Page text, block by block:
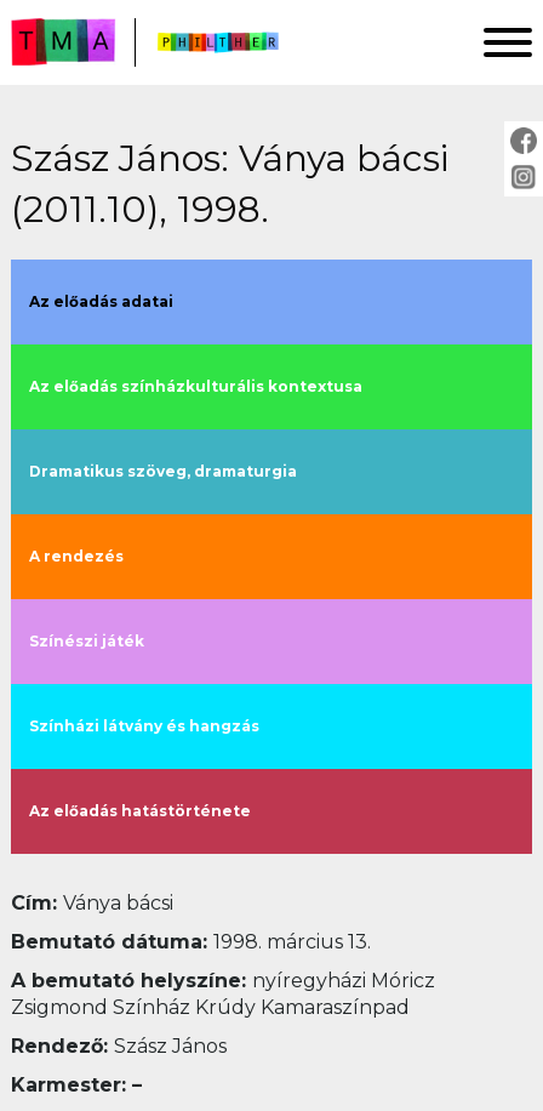
FŐOLDAL
ELEMZÉSEK
Szász János: Ványa bácsi
(2011.10), 1998.
Az előadás adatai
Az előadás színházkulturális kontextusa
Dramatikus szöveg, dramaturgia
A rendezés
Színészi játék
Színházi látvány és hangzás
Az előadás hatástörténete
Cím: Ványa bácsi
Bemutató dátuma: 1998. március 13.
A bemutató helyszíne: nyíregyházi Móricz
Zsigmond Színház Krúdy Kamaraszínpad
Rendező: Szász János
Karmester: –